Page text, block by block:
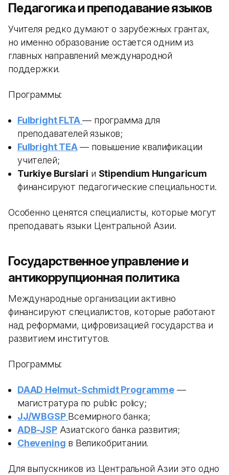
Педагогика и преподавание языков
Учителя редко думают о зарубежных грантах,
но именно образование остается одним из
главных направлений международной
поддержки.
Программы:
Fulbright FLTA — программа для
преподавателей языков;
Fulbright TEA— повышение квалификации
учителей;
Turkiye Burslari и Stipendium Hungaricum
финансируют педагогические специальности.
Особенно ценятся специалисты, которые могут
преподавать языки Центральной Азии.
Государственное управление и
антикоррупционная политика
Международные организации активно
финансируют специалистов, которые работают
над реформами, цифровизацией государства и
развитием институтов.
Программы:
DAAD Helmut-Schmidt Programme—
магистратура по public policy;
JJ/WBGSP Всемирного банка;
ADB-JSPАзиатского банка развития;
Chevening в Великобритании.
Для выпускников из Центральной Азии это одно